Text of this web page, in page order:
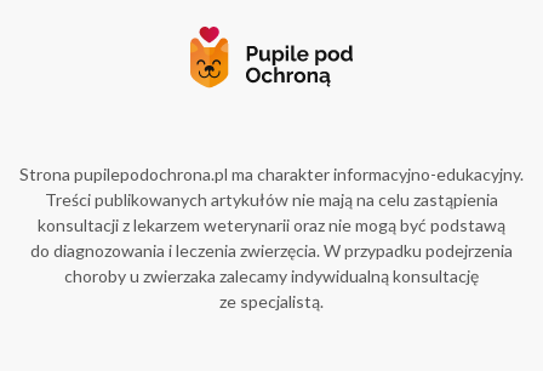
Strona pupilepodochrona.pl ma charakter informacyjno-edukacyjny.
Treści publikowanych artykułów nie mają na celu zastąpienia
konsultacji z lekarzem weterynarii oraz nie mogą być podstawą
do diagnozowania i leczenia zwierzęcia. W przypadku podejrzenia
choroby u zwierzaka zalecamy indywidualną konsultację
ze specjalistą.